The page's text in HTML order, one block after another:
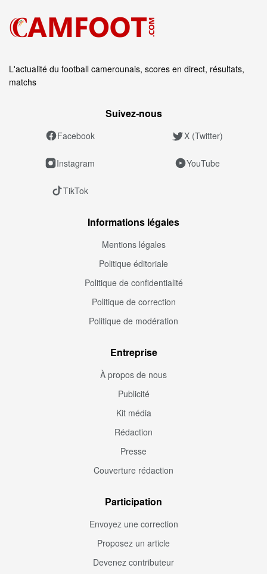
L'actualité du football camerounais, scores en direct, résultats,
matchs
Suivez‑nous
Facebook X (Twitter)
Instagram YouTube
TikTok
Informations légales
Mentions légales
Politique éditoriale
Politique de confidentialité
Politique de correction
Politique de modération
Entreprise
À propos de nous
Publicité
Kit média
Rédaction
Presse
Couverture rédaction
Participation
Envoyez une correction
Proposez un article
Devenez contributeur